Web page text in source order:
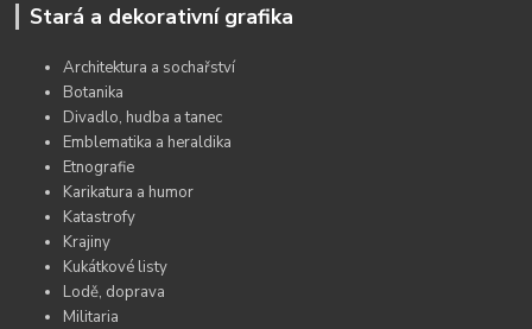
Stará a dekorativní grafika
Architektura a sochařství
Botanika
Divadlo, hudba a tanec
Emblematika a heraldika
Etnografie
Karikatura a humor
Katastrofy
Krajiny
Kukátkové listy
Lodě, doprava
Militaria